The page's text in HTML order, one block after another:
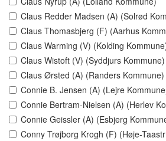
Claus Redder Madsen (A) (Solrød
Claus Thomasbjerg (F) (Aarhus
Claus Warming (V) (Kolding
Claus Wistoft (V) (Syddjurs Kommune)
Claus Ørsted (A) (Randers Kommune)
Connie B. Jensen (A) (Lejre
Connie Bertram-Nielsen (A) (Herlev
Connie Geissler (A) (Esbjerg
Conny Trøjborg Krogh (F) (Høje-